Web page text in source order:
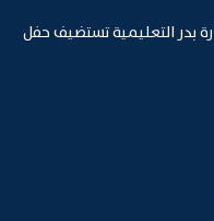
بدر التعليمية تستضيف حفل